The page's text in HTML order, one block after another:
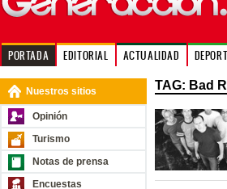
PORTADA EDITORIAL ACTUALIDAD
Nuestros sitios
Opinión
Turismo
Notas de prensa
Encuestas
TAG: Bad